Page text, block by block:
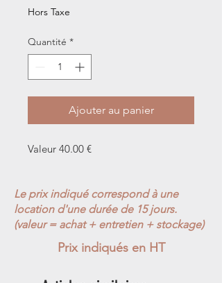
Hors Taxe
Quantité *
Ajouter au panier
Valeur 40.00 €
Le prix indiqué correspond à une
location d'une durée de 15 jours.
(valeur = achat + entretien + stockage)
Prix indiqués en HT